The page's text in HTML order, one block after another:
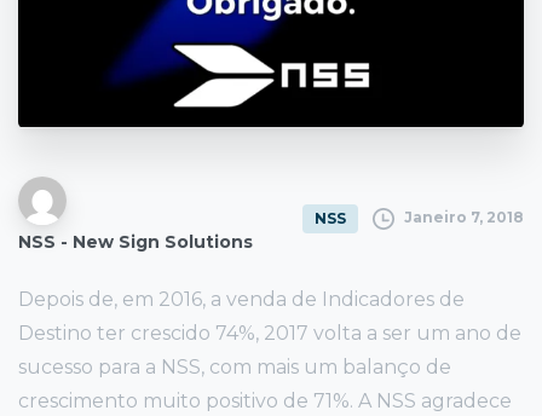
NSS - New Sign Solutions
NSS Janeiro 7, 2018
Depois de, em 2016, a venda de Indicadores de
Destino ter crescido 74%, 2017 volta a ser um ano de
sucesso para a NSS, com mais um balanço de
crescimento muito positivo de 71%. A NSS agradece